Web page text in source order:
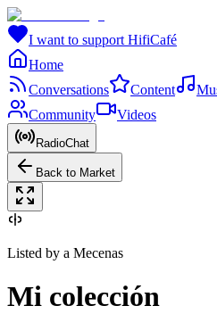
I want to support HifiCafé
Home
Conversations
Content
Community
Videos
RadioChat
Back to Market
Listed by a Mecenas
Mi colección